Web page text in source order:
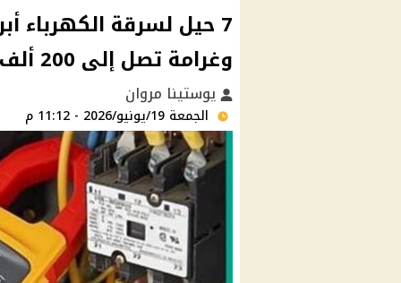
7 حيل لسرقة
وغرامة تصل إلى 200 ألف جنيه
يوستينا مروان
الجمعة 19/يونيو/2026 - 11:12 م